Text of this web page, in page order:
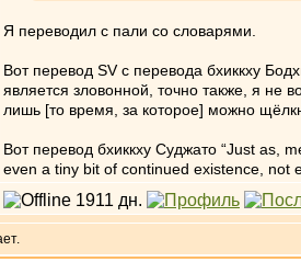
Я переводил с пали со словарями.
Вот перевод SV c перевода бхиккху
является зловонной, точно также, я не
лишь [то время, за которое] можно
Вот перевод бхиккху Суджато “Just as,
even a tiny bit of continued existence, not